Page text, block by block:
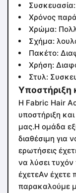
Χρόνος
Χρώμα:
Σχήμα:
Πακέτο:
Χρήση:
Στυλ:
Υποστήριξη
Η Fabric Hair
υποστήριξη
μας.Η ομάδα
διαθέσιμη για
ερωτήσεις
να λύσει
έχετεΑν έχετε
παρακαλούμε